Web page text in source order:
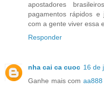
apostadores
pagamentos rápidos
com a gente viver essa
Responder
nha cai ca cuoc 16 de
Ganhe mais com aa888